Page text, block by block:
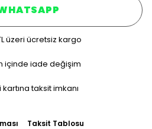
üzeri ücretsiz kargo
içinde iade değişim
taksit imkanı
Taksit Tablosu